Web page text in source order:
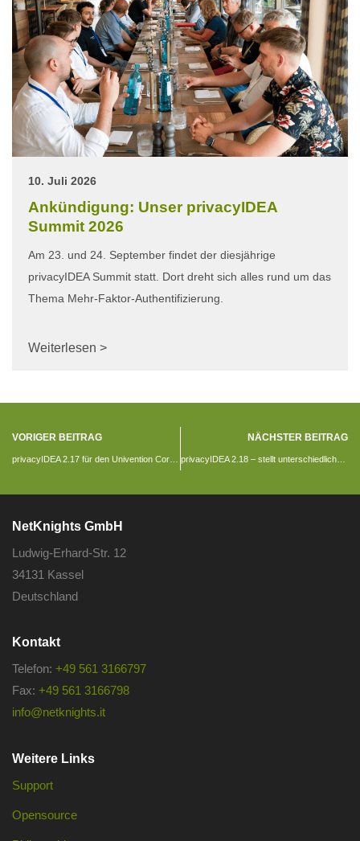
10. Juli 2026
Ankündigung: Unser privacyIDEA
Summit 2026
Am 23. und 24. September findet der diesjährige
privacyIDEA Summit statt. Dort dreht sich alles rund um das
Thema Mehr-Faktor-Authentifizierung.
Weiterlesen >
VORIGER BEITRAG NÄCHSTER BEITRAG
privacyIDEA 2.18 – stellt unterschiedliche Benutzerzertifikate aus
NetKnights GmbH
Ludwig-Erhard-Str. 12
34131 Kassel
Deutschland
Kontakt
Telefon: +49 561 3166797
Fax: +49 561 3166798
info@netknights.it
Weitere Links
Support
Opensource